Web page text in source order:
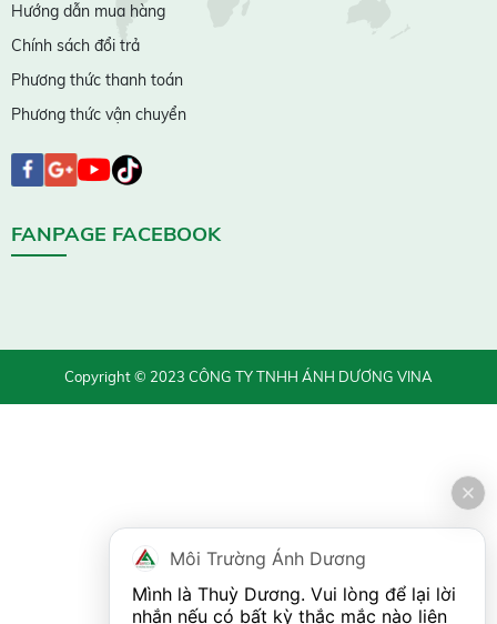
Hướng dẫn mua hàng
Chính sách đổi trả
Phương thức thanh toán
Phương thức vận chuyển
FANPAGE FACEBOOK
Copyright © 2023 CÔNG TY TNHH ÁNH DƯƠNG VINA
Môi Trường Ánh Dương
Mình là Thuỳ Dương. Vui lòng để lại lời
nhắn nếu có bất kỳ thắc mắc nào liên